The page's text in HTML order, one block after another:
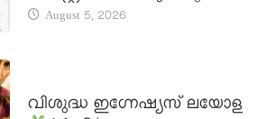
August 5, 2026
വിശുദ്ധ ഇഗ്നേഷ്യസ് ലയോള